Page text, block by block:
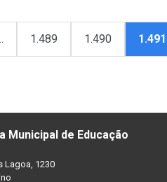
1.489 1.490 1.491
Municipal de Educação
Lagoa, 1230